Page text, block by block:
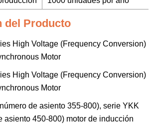
del Producto
de asiento 355-800), serie YKK
asiento 450-800) motor de inducción